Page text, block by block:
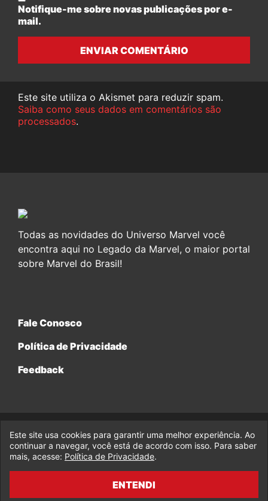
Notifique-me sobre novas publicações por e-
mail.
ENVIAR COMENTÁRIO
Este site utiliza o Akismet para reduzir spam.
Saiba como seus dados em comentários são
processados.
Todas as novidades do Universo Marvel você
encontra aqui no Legado da Marvel, o maior portal
sobre Marvel do Brasil!
Fale Conosco
Política de Privacidade
Feedback
© 2017-2026 Legado da Marvel, uma empresa da Legado
Enterprises.
fabiolobo
Este site usa cookies para garantir uma melhor experiência. Ao
continuar a navegar, você está de acordo com isso. Para saber
mais, acesse: Política de Privacidade.
ENTENDI